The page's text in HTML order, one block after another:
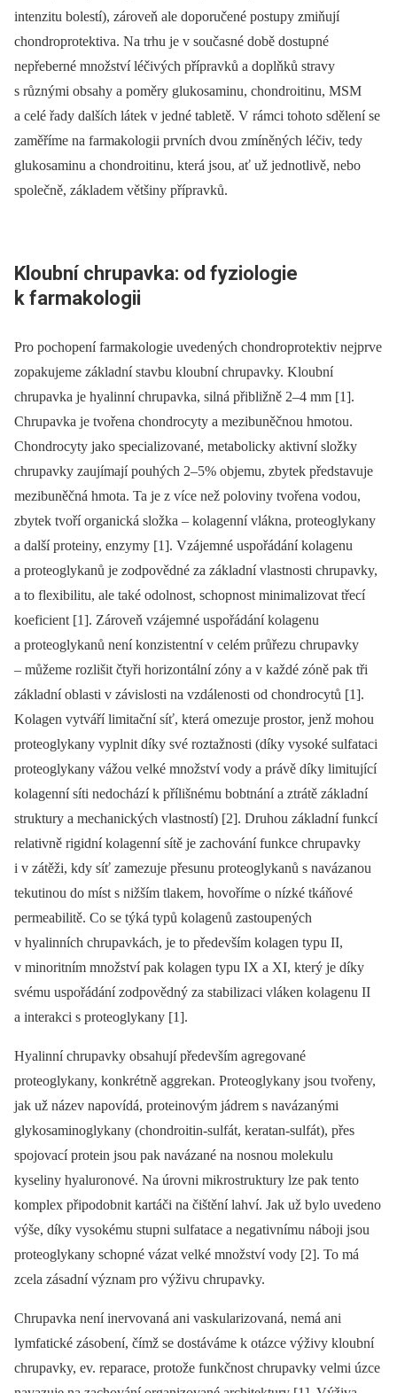
intenzitu bolestí), zároveň ale doporučené postupy zmiňují
chondroprotektiva. Na trhu je v současné době dostupné
nepřeberné množství léčivých přípravků a doplňků stravy
s různými obsahy a poměry glukosaminu, chondroitinu, MSM
a celé řady dalších látek v jedné tabletě. V rámci tohoto sdělení se
zaměříme na farmakologii prvních dvou zmíněných léčiv, tedy
glukosaminu a chondroitinu, která jsou, ať už jednotlivě, nebo
společně, základem většiny přípravků.
Kloubní chrupavka: od fyziologie
k farmakologii
Pro pochopení farmakologie uvedených chondroprotektiv nejprve
zopakujeme základní stavbu kloubní chrupavky. Kloubní
chrupavka je hyalinní chrupavka, silná přibližně 2–4 mm [1].
Chrupavka je tvořena chondrocyty a mezibuněčnou hmotou.
Chondrocyty jako specializované, metabolicky aktivní složky
chrupavky zaujímají pouhých 2–5% objemu, zbytek představuje
mezibuněčná hmota. Ta je z více než poloviny tvořena vodou,
zbytek tvoří organická složka –⁠ kolagenní vlákna, proteoglykany
a další proteiny, enzymy [1]. Vzájemné uspořádání kolagenu
a proteoglykanů je zodpovědné za základní vlastnosti chrupavky,
a to flexibilitu, ale také odolnost, schopnost minimalizovat třecí
koeficient [1]. Zároveň vzájemné uspořádání kolagenu
a proteoglykanů není konzistentní v celém průřezu chrupavky
–⁠ můžeme rozlišit čtyři horizontální zóny a v každé zóně pak tři
základní oblasti v závislosti na vzdálenosti od chondrocytů [1].
Kolagen vytváří limitační síť, která omezuje prostor, jenž mohou
proteoglykany vyplnit díky své roztažnosti (díky vysoké sulfataci
proteoglykany vážou velké množství vody a právě díky limitující
kolagenní síti nedochází k přílišnému bobtnání a ztrátě základní
struktury a mechanických vlastností) [2]. Druhou základní funkcí
relativně rigidní kolagenní sítě je zachování funkce chrupavky
i v zátěži, kdy síť zamezuje přesunu proteoglykanů s navázanou
tekutinou do míst s nižším tlakem, hovoříme o nízké tkáňové
permeabilitě. Co se týká typů kolagenů zastoupených
v hyalinních chrupavkách, je to především kolagen typu II,
v minoritním množství pak kolagen typu IX a XI, který je díky
svému uspořádání zodpovědný za stabilizaci vláken kolagenu II
a interakci s proteoglykany [1].
Hyalinní chrupavky obsahují především agregované
proteoglykany, konkrétně aggrekan. Proteoglykany jsou tvořeny,
jak už název napovídá, proteinovým jádrem s navázanými
glykosaminoglykany (chondroitin-sulfát, keratan-sulfát), přes
spojovací protein jsou pak navázané na nosnou molekulu
kyseliny hyaluronové. Na úrovni mikrostruktury lze pak tento
komplex připodobnit kartáči na čištění lahví. Jak už bylo uvedeno
výše, díky vysokému stupni sulfatace a negativnímu náboji jsou
proteoglykany schopné vázat velké množství vody [2]. To má
zcela zásadní význam pro výživu chrupavky.
Chrupavka není inervovaná ani vaskularizovaná, nemá ani
lymfatické zásobení, čímž se dostáváme k otázce výživy kloubní
chrupavky, ev. reparace, protože funkčnost chrupavky velmi úzce